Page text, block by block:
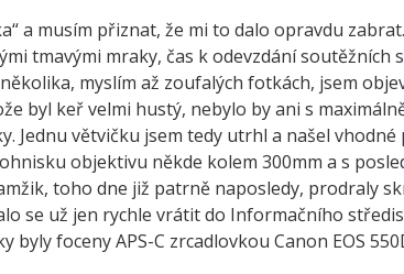
a musím přiznat, že mi to dalo opravdu
tmavými mraky, čas k odevzdání soutěžních
myslím až zoufalých fotkách, jsem
byl keř velmi hustý, nebylo by ani s
Jednu větvičku jsem tedy utrhl a našel
objektivu někde kolem 300mm a s
toho dne již patrně naposledy, prodraly
se už jen rychle vrátit do Informačního
byly foceny APS-C zrcadlovkou Canon EOS